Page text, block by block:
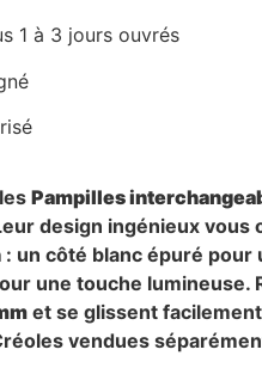
1 à 3 jours ouvrés
Pampilles
design ingénieux vous
: un côté blanc épuré
une touche lumineuse.
et se glissent
vendues